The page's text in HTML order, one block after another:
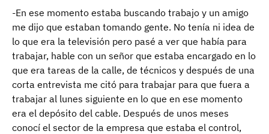
-En ese momento estaba buscando trabajo y un amigo
me dijo que estaban tomando gente. No tenía ni idea de
lo que era la televisión pero pasé a ver que había para
trabajar, hable con un señor que estaba encargado en lo
que era tareas de la calle, de técnicos y después de una
corta entrevista me citó para trabajar para que fuera a
trabajar al lunes siguiente en lo que en ese momento
era el depósito del cable. Después de unos meses
conocí el sector de la empresa que estaba el control,